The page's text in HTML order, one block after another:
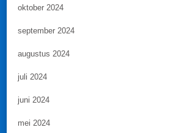
oktober 2024
september 2024
augustus 2024
juli 2024
juni 2024
mei 2024